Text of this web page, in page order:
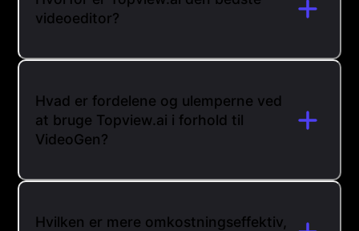
videoeditor?
Hvad er fordelene og ulemperne ved
at bruge Topview.ai i forhold til
VideoGen?
Hvilken er mere omkostningseffektiv,